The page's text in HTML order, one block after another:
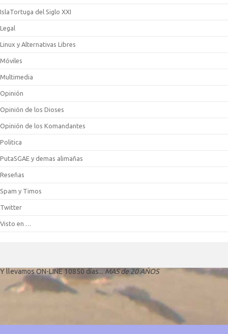
IslaTortuga del Siglo XXI
Legal
Linux y Alternativas Libres
Móviles
Multimedia
Opinión
Opinión de los Dioses
Opinión de los Komandantes
Politica
PutaSGAE y demas alimañas
Reseñas
Spam y Timos
Twitter
Visto en …
Y llevamos ON-LINE 10850 días... MAS de 20 AÑOS